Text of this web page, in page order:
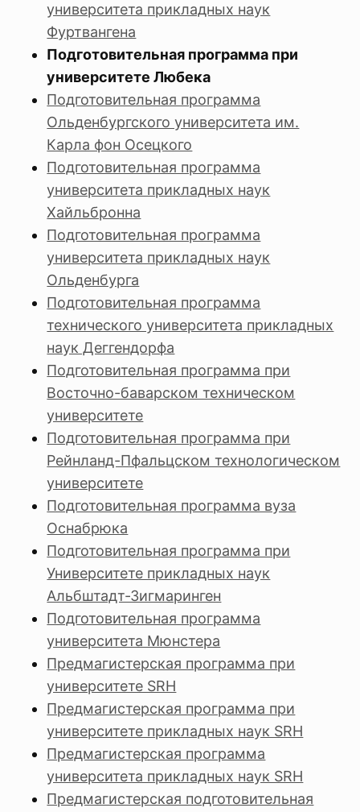
университета прикладных наук
Фуртвангена
Подготовительная программа при
университете Любека
Подготовительная программа
Ольденбургского университета им.
Карла фон Осецкого
Подготовительная программа
университета прикладных наук
Хайльбронна
Подготовительная программа
университета прикладных наук
Ольденбурга
Подготовительная программа
технического университета прикладных
наук Деггендорфа
Подготовительная программа при
Восточно-баварском техническом
университете
Подготовительная программа при
Рейнланд-Пфальцском технологическом
университете
Подготовительная программа вуза
Оснабрюка
Подготовительная программа при
Университете прикладных наук
Альбштадт-Зигмаринген
Подготовительная программа
университета Мюнстера
Предмагистерская программа при
университете SRH
Предмагистерская программа при
университете прикладных наук SRH
Предмагистерская программа
университета прикладных наук SRH
Предмагистерская подготовительная